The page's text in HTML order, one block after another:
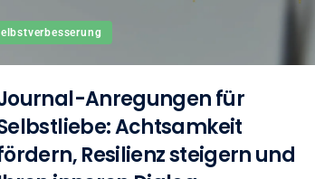
Anregungen für
Achtsamkeit
Resilienz steigern und